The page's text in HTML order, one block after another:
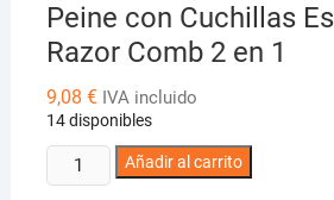
Peine con Cuchillas
Razor Comb 2 en 1
9,08 € IVA incluido
14 disponibles
Peine
con
Añadir al carrito